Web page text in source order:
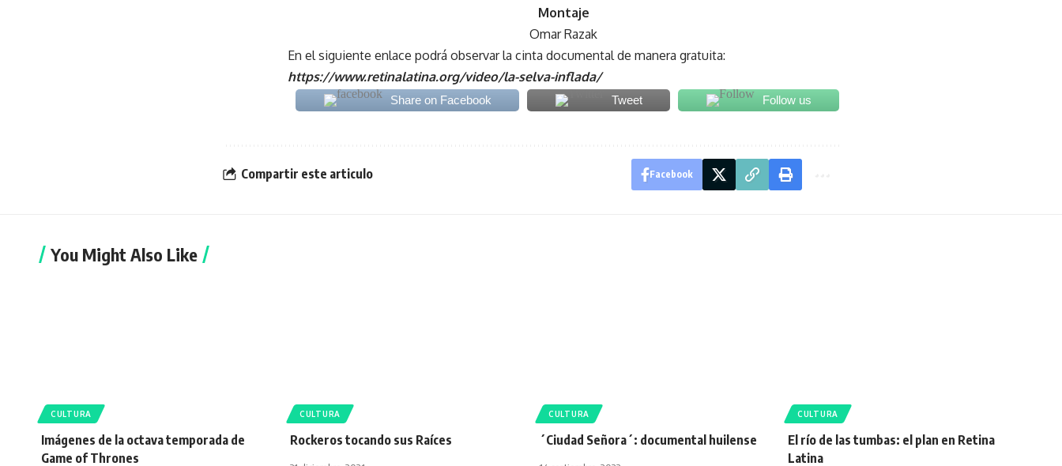
Montaje
Omar Razak
En el siguiente enlace podrá observar la cinta documental de manera gratuita:
https://www.retinalatina.org/video/la-selva-inflada/
Share on Facebook Tweet Follow us
Compartir este articulo Facebook
You Might Also Like
CULTURA
Imágenes de la octava temporada de
Game of Thrones
CULTURA
Rockeros tocando sus Raíces
CULTURA
´Ciudad Señora´: documental huilense
CULTURA
El río de las tumbas: el plan en Retina
Latina